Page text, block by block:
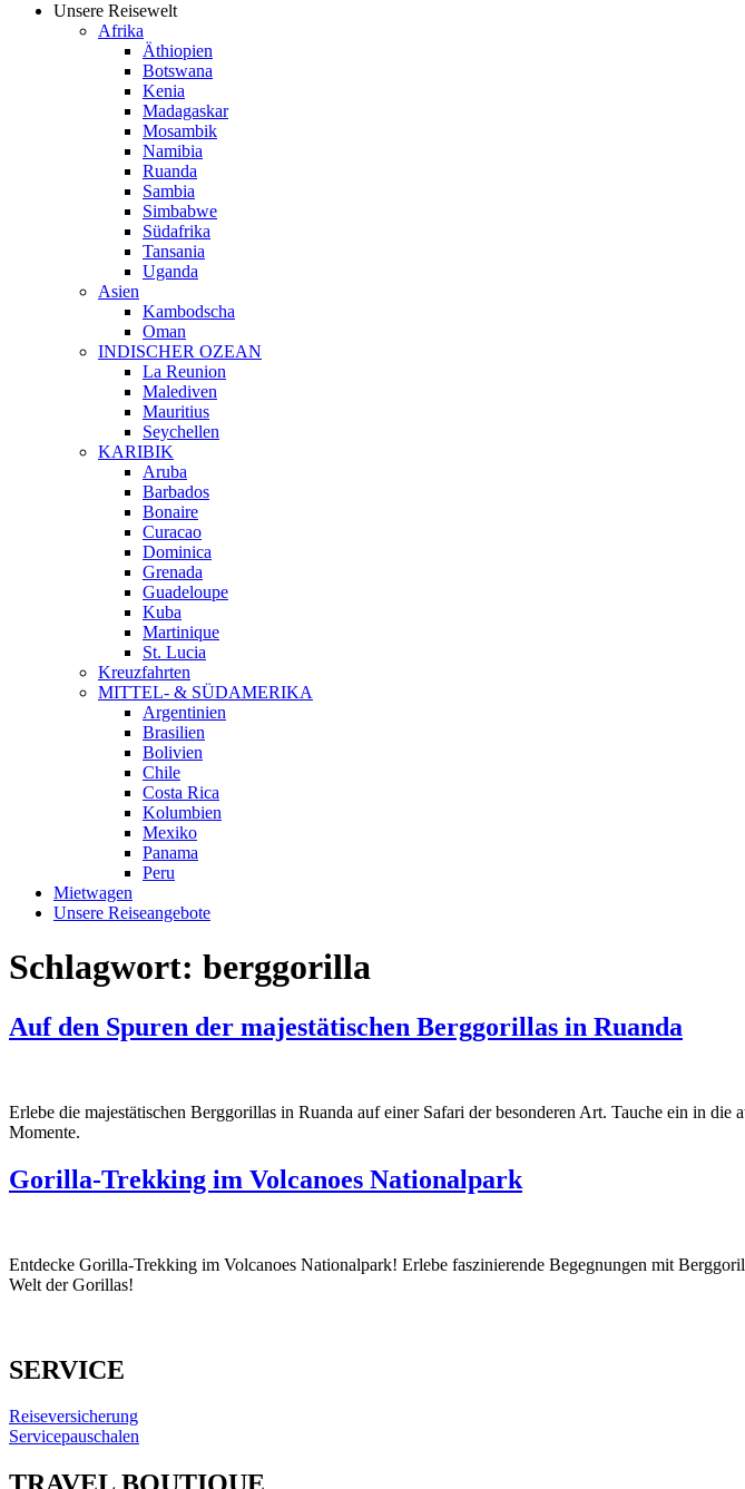
Unsere Reisewelt
Afrika
Äthiopien
Botswana
Kenia
Madagaskar
Mosambik
Namibia
Ruanda
Sambia
Simbabwe
Südafrika
Tansania
Uganda
Asien
Kambodscha
Oman
INDISCHER OZEAN
La Reunion
Malediven
Mauritius
Seychellen
KARIBIK
Aruba
Barbados
Bonaire
Curacao
Dominica
Grenada
Guadeloupe
Kuba
Martinique
St. Lucia
Kreuzfahrten
MITTEL- & SÜDAMERIKA
Argentinien
Brasilien
Bolivien
Chile
Costa Rica
Kolumbien
Mexiko
Panama
Peru
Mietwagen
Unsere Reiseangebote
Schlagwort: berggorilla
Auf den Spuren der majestätischen Berggorillas in Ruanda
Erlebe die majestätischen Berggorillas in Ruanda auf einer Safari der besonderen Art. Tauche ein in
Momente.
Gorilla-Trekking im Volcanoes Nationalpark
Entdecke Gorilla-Trekking im Volcanoes Nationalpark! Erlebe faszinierende Begegnungen mit
Welt der Gorillas!
SERVICE
Reiseversicherung
Servicepauschalen